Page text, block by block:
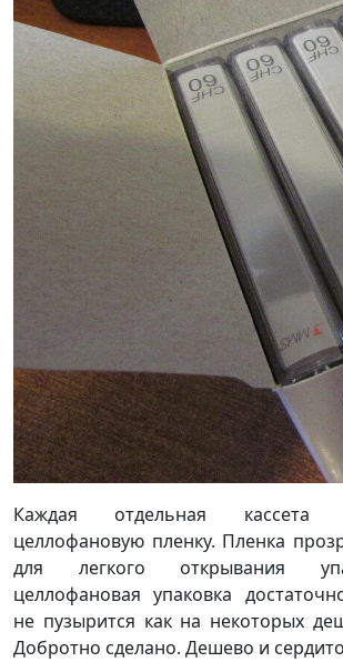
Каждая отдельная кассета
целлофановую пленку. Пленка
для легкого открывания
целлофановая упаковка
не пузырится как на некоторых
Добротно сделано. Дешево и